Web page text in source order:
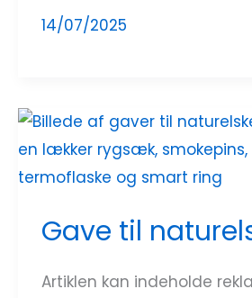
14/07/2025
Gave til
Artiklen kan indeholde
Gave
til
naturelskere